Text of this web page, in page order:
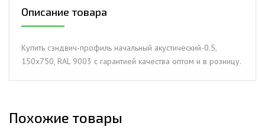
9003
Описание товара
Купить сэндвич-профиль начальный акустический-0.5,
150х750, RAL 9003 с гарантией качества оптом и в розницу.
Похожие товары